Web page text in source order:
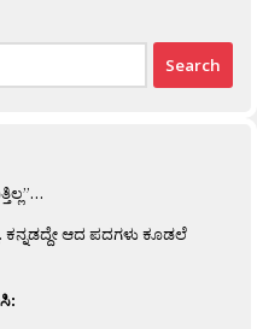
ಆದ ಪದಗಳು ಕೂಡಲೆ